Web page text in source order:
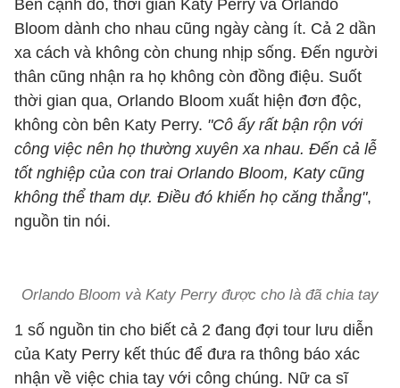
Bên cạnh đó, thời gian Katy Perry và Orlando
Bloom dành cho nhau cũng ngày càng ít. Cả 2 dần
xa cách và không còn chung nhịp sống. Đến người
thân cũng nhận ra họ không còn đồng điệu. Suốt
thời gian qua, Orlando Bloom xuất hiện đơn độc,
không còn bên Katy Perry. "Cô ấy rất bận rộn với
công việc nên họ thường xuyên xa nhau. Đến cả lễ
tốt nghiệp của con trai Orlando Bloom, Katy cũng
không thể tham dự. Điều đó khiến họ căng thẳng",
nguồn tin nói.
Orlando Bloom và Katy Perry được cho là đã chia tay
1 số nguồn tin cho biết cả 2 đang đợi tour lưu diễn
của Katy Perry kết thúc để đưa ra thông báo xác
nhận về việc chia tay với công chúng. Nữ ca sĩ